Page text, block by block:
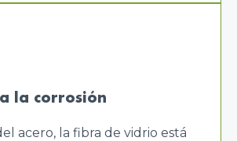
a la corrosión
acero, la fibra de vidrio está